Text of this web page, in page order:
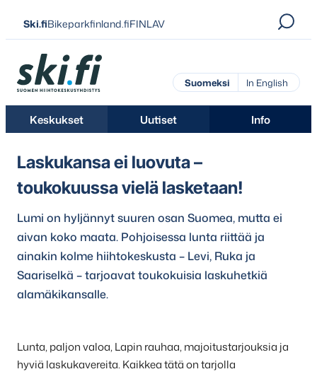
Siirry
suoraan
sisältöön
Ski.fiBikeparkfinland.fiFINLAV
Ski.fi
Suomeksi In English
Keskukset Uutiset Info
Laskukansa ei luovuta –
toukokuussa vielä lasketaan!
Lumi on hyljännyt suuren osan Suomea, mutta ei
aivan koko maata. Pohjoisessa lunta riittää ja
ainakin kolme hiihtokeskusta – Levi, Ruka ja
Saariselkä – tarjoavat toukokuisia laskuhetkiä
alamäkikansalle.
Lunta, paljon valoa, Lapin rauhaa, majoitustarjouksia ja
hyviä laskukavereita. Kaikkea tätä on tarjolla